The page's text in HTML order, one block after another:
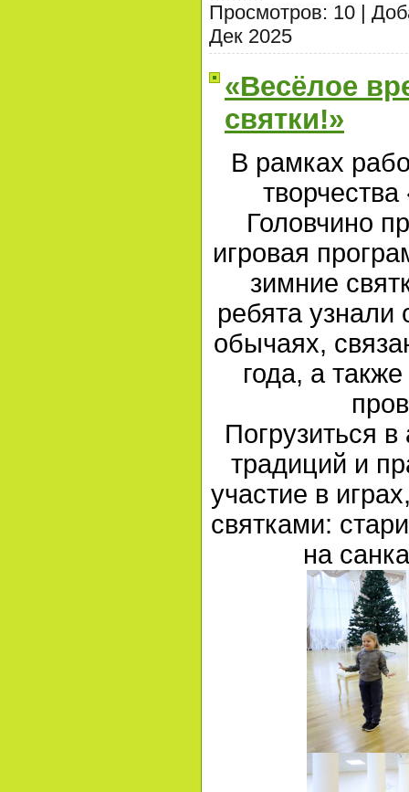
Просмотров: 10 |
Дек 2025
«Весёлое
святки!»
В рамках
Головчино
игровая
зимние
ребята узнали
обычаях,
года, а
Погрузиться
традиций и
участие в
святками:
на